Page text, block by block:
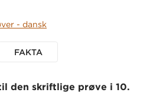
- dansk
FAKTA
den skriftlige prøve i 10.